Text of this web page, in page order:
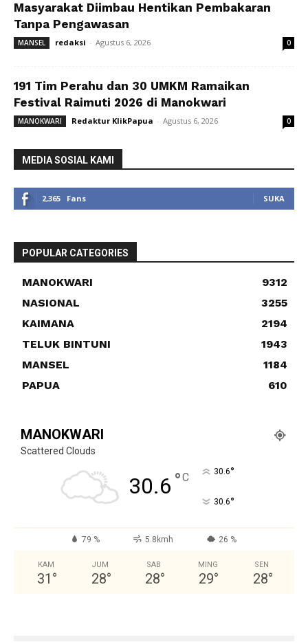
Masyarakat Diimbau Hentikan Pembakaran
Tanpa Pengawasan
MANSEL redaksi - Agustus 6, 2026 0
191 Tim Perahu dan 30 UMKM Ramaikan
Festival Raimuti 2026 di Manokwari
MANOKWARI Redaktur KlikPapua - Agustus 6, 2026 0
MEDIA SOSIAL KAMI
2,365 Fans SUKA
POPULAR CATEGORIES
MANOKWARI
9312
NASIONAL
3255
KAIMANA
2194
TELUK BINTUNI
1943
MANSEL
1184
PAPUA
610
MANOKWARI
Scattered Clouds
30.6 °C 30.6°
30.6°
79 % 5.8kmh 26 %
KAM
31 °
JUM
28°
SAB
28°
MING
29°
SEN
28°